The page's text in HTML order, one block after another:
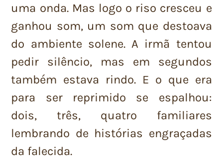
uma onda. Mas logo o riso cresceu e
ganhou som, um som que destoava
do ambiente solene. A irmã tentou
pedir silêncio, mas em segundos
também estava rindo. E o que era
para ser reprimido se espalhou:
dois, três, quatro familiares
lembrando de histórias engraçadas
da falecida.